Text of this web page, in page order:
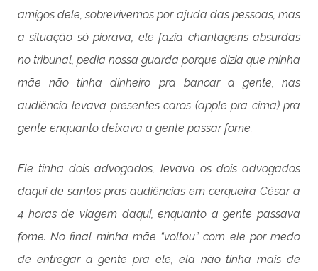
amigos dele, sobrevivemos por ajuda das pessoas, mas
a situação só piorava, ele fazia chantagens absurdas
no tribunal, pedia nossa guarda porque dizia que minha
mãe não tinha dinheiro pra bancar a gente, nas
audiência levava presentes caros (apple pra cima) pra
gente enquanto deixava a gente passar fome.
Ele tinha dois advogados, levava os dois advogados
daqui de santos pras audiências em cerqueira César a
4 horas de viagem daqui, enquanto a gente passava
fome. No final minha mãe “voltou” com ele por medo
de entregar a gente pra ele, ela não tinha mais de